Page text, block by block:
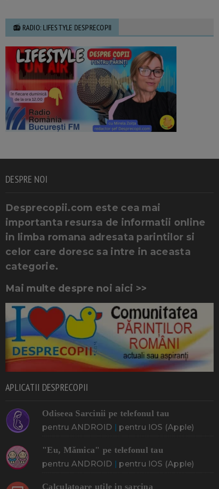
📻 RADIO: LIFESTYLE DESPRECOPII
DESPRE NOI
Desprecopii.com este cea mai
importanta resursa de informatii online
in limba romana adresata parintilor si
celor care doresc sa intre in aceasta
categorie.
Mai multe despre noi aici >>
APLICATII DESPRECOPII
Odiseea Sarcinii pe telefonul tau
pentru ANDROID pentru IOS (Apple)
"Eu, Mămica" pe telefonul tau
pentru ANDROID pentru IOS (Apple)
Calculatoare utile in sarcina